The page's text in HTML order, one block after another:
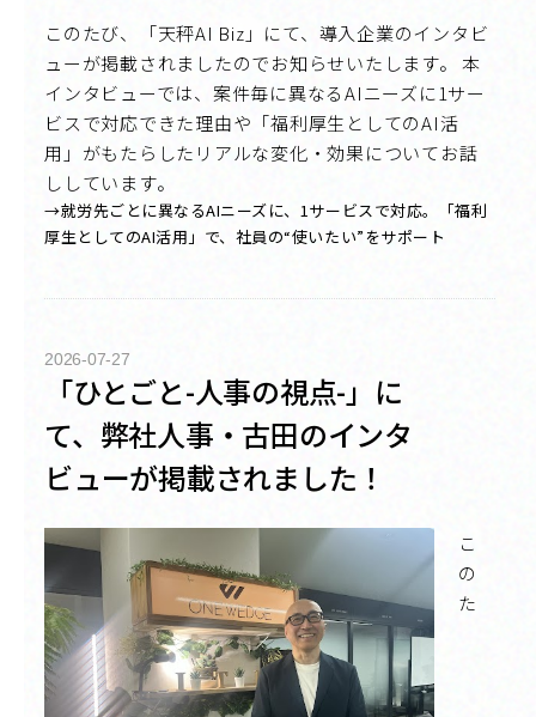
このたび、「天秤AI Biz」にて、導入企業のインタビ
ューが掲載されましたのでお知らせいたします。 本
インタビューでは、案件毎に異なるAIニーズに1サー
ビスで対応できた理由や「福利厚生としてのAI活
用」がもたらしたリアルな変化・効果についてお話
ししています。
→就労先ごとに異なるAIニーズに、1サービスで対応。「福利
厚生としてのAI活用」で、社員の“使いたい”をサポート
2026-07-27
「ひとごと-人事の視点-」に
て、弊社人事・古田のインタ
ビューが掲載されました！
こ
の
た